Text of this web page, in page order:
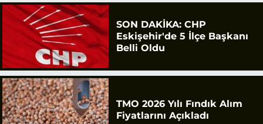
SON DAKİKA: CHP
Eskişehir'de 5 İlçe Başkanı
Belli Oldu
TMO 2026 Yılı Fındık Alım
Fiyatlarını Açıkladı